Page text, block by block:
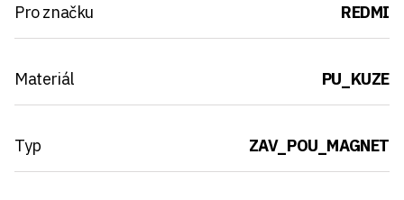
Pro značku REDMI
Materiál PU_KUZE
Typ ZAV_POU_MAGNET